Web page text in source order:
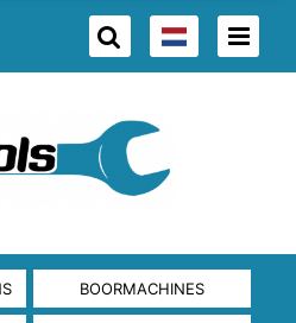
BOORMACHINES